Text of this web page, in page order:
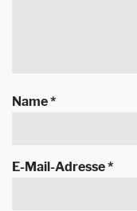
Name*
E-Mail-Adresse*